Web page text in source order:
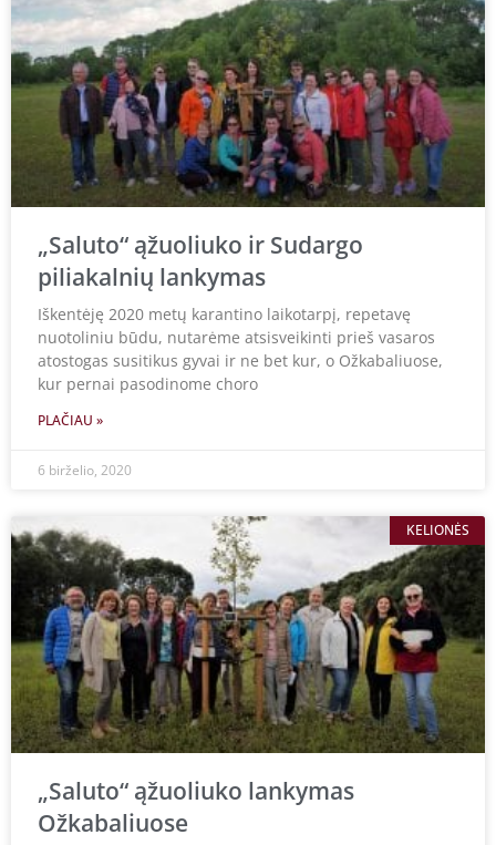
„Saluto“ ąžuoliuko ir Sudargo
piliakalnių lankymas
Iškentėję 2020 metų karantino laikotarpį, repetavę
nuotoliniu būdu, nutarėme atsisveikinti prieš vasaros
atostogas susitikus gyvai ir ne bet kur, o Ožkabaliuose,
kur pernai pasodinome choro
PLAČIAU »
6 birželio, 2020
KELIONĖS
„Saluto“ ąžuoliuko lankymas
Ožkabaliuose